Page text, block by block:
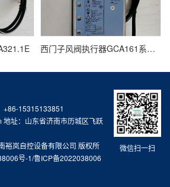
西门子风阀执行器GCA161系列GCA161.1E
微信扫一扫
+86-15315133851
址：山东省济南市历城区飞跃
岚自控设备有限公司 版权所
号-1/鲁ICP备2022038006